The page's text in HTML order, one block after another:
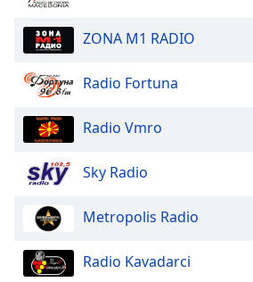
dialog
Escape
cancel
and
Color
ZONA M1 RADIO
Radio Fortuna
Radio Vmro
Sky Radio
Metropolis Radio
Radio Kavadarci